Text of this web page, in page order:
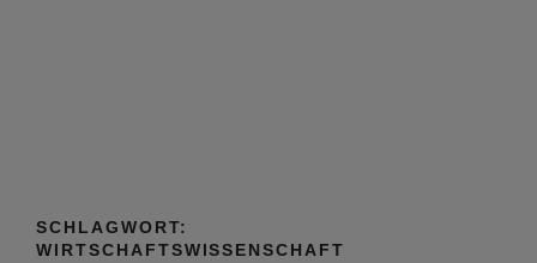
SCHLAGWORT:
WIRTSCHAFTSWISSENSCHAFT